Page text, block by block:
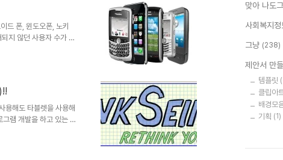
터넷을 통해 검색을
히 있으셨을..
드 폰, 윈도오폰, 노키
지 않던 사용자 수가 점
이젠 무선통신으로 대
고는 모두 WinCE입니
들의 관심도 별로..
용해도 타블렛을 사용해
램 개발을 하고 있는 타
사한 프로그램들이 적
맞아 나도
사회복지정
그냥 (238)
제안서 만
템플릿
클립아
배경모
기획 (1)